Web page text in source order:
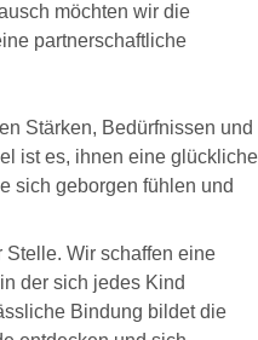
möchten wir die
partnerschaftliche
Stärken, Bedürfnissen und
ist es, ihnen eine
sich geborgen fühlen und
Stelle. Wir schaffen eine
der sich jedes Kind
Bindung bildet die